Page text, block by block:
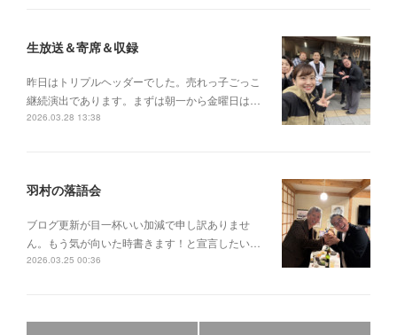
生放送＆寄席＆収録
昨日はトリプルヘッダーでした。売れっ子ごっこ
継続演出であります。まずは朝一から金曜日は…
2026.03.28 13:38
羽村の落語会
ブログ更新が目一杯いい加減で申し訳ありませ
ん。もう気が向いた時書きます！と宣言したい…
2026.03.25 00:36